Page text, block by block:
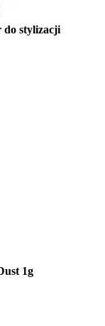
do stylizacji
1g